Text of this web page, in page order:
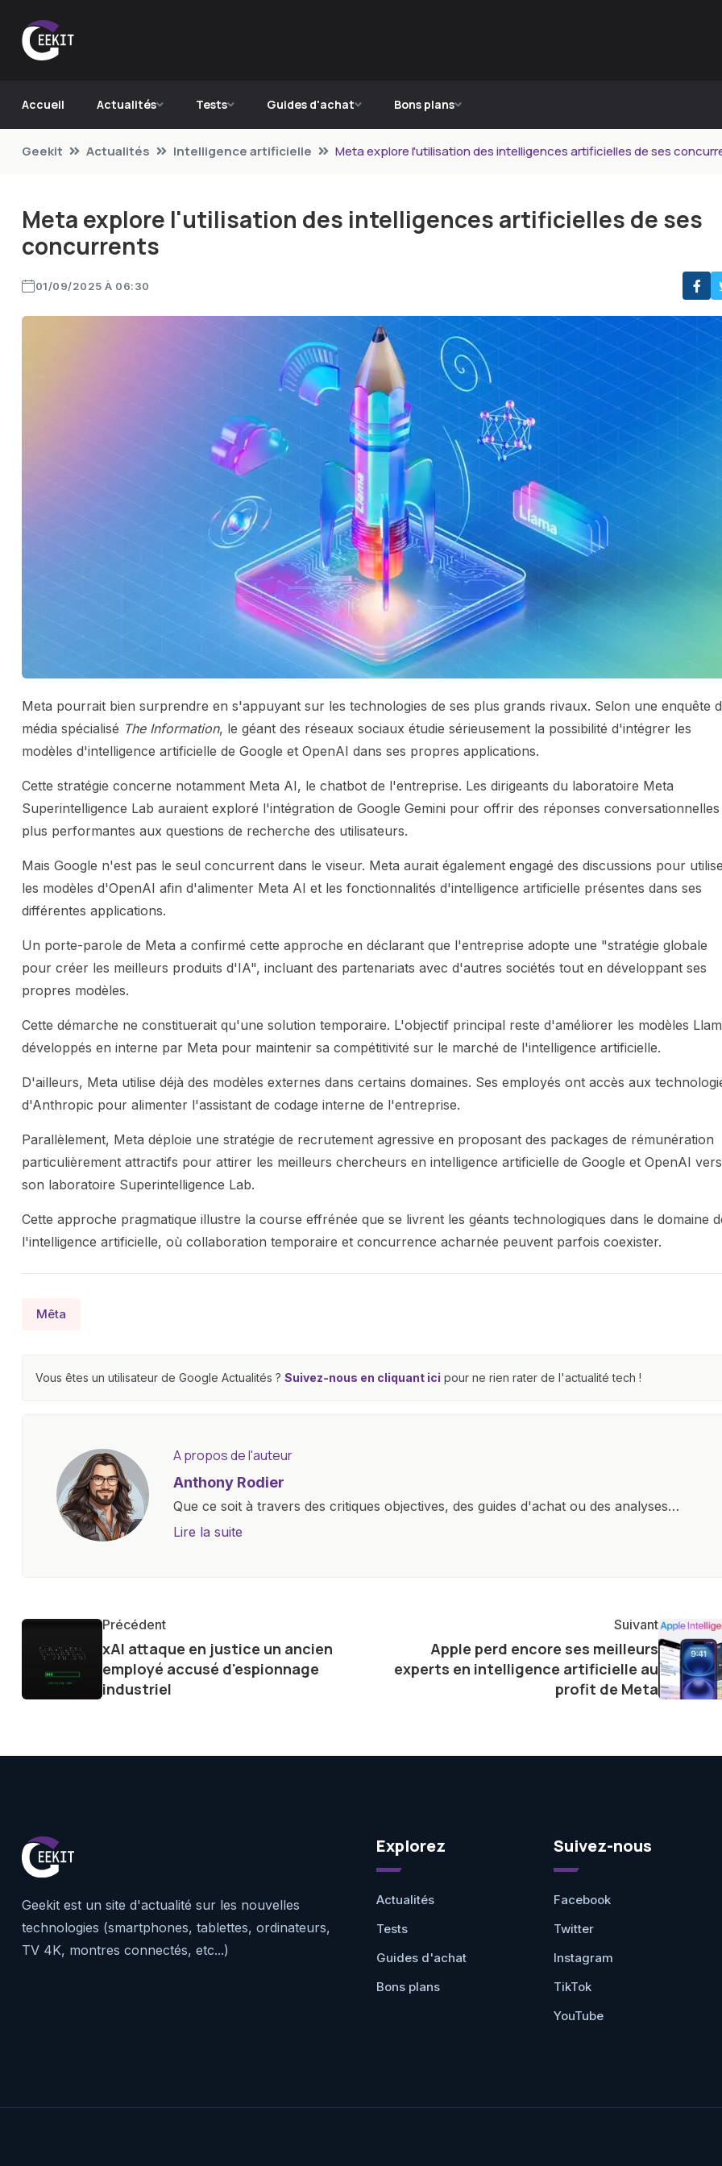
Accueil Actualités Tests Guides d'achat Bons plans
Geekit Actualités Intelligence artificielle Meta explore l'utilisation des intelligences artificielles de ses
Meta explore l'utilisation des intelligences artificielles de ses
concurrents
01/09/2025 À 06:30
Meta pourrait bien surprendre en s'appuyant sur les technologies de ses plus grands rivaux. Selon une enquête
média spécialisé The Information, le géant des réseaux sociaux étudie sérieusement la possibilité d'intégrer les
modèles d'intelligence artificielle de Google et OpenAI dans ses propres applications.
Cette stratégie concerne notamment Meta AI, le chatbot de l'entreprise. Les dirigeants du laboratoire Meta
Superintelligence Lab auraient exploré l'intégration de Google Gemini pour offrir des réponses conversationnelles
plus performantes aux questions de recherche des utilisateurs.
Mais Google n'est pas le seul concurrent dans le viseur. Meta aurait également engagé des discussions pour
les modèles d'OpenAI afin d'alimenter Meta AI et les fonctionnalités d'intelligence artificielle présentes dans ses
différentes applications.
Un porte-parole de Meta a confirmé cette approche en déclarant que l'entreprise adopte une "stratégie globale
pour créer les meilleurs produits d'IA", incluant des partenariats avec d'autres sociétés tout en développant ses
propres modèles.
Cette démarche ne constituerait qu'une solution temporaire. L'objectif principal reste d'améliorer les modèles
développés en interne par Meta pour maintenir sa compétitivité sur le marché de l'intelligence artificielle.
D'ailleurs, Meta utilise déjà des modèles externes dans certains domaines. Ses employés ont accès aux
d'Anthropic pour alimenter l'assistant de codage interne de l'entreprise.
Parallèlement, Meta déploie une stratégie de recrutement agressive en proposant des packages de rémunération
particulièrement attractifs pour attirer les meilleurs chercheurs en intelligence artificielle de Google et OpenAI vers
son laboratoire Superintelligence Lab.
Cette approche pragmatique illustre la course effrénée que se livrent les géants technologiques dans le domaine
l'intelligence artificielle, où collaboration temporaire et concurrence acharnée peuvent parfois coexister.
Mêta
Vous êtes un utilisateur de Google Actualités ? Suivez-nous en cliquant ici pour ne rien rater de l'actualité tech !
A propos de l'auteur
Anthony Rodier
Que ce soit à travers des critiques objectives, des guides d'achat ou des analyses
approfondies, je m'efforce de rendre la technologie accessible à tous, en démystifiant
Lire la suite
Précédent
xAI attaque en justice un ancien
employé accusé d'espionnage
industriel
Suivant
Apple perd encore ses meilleurs
experts en intelligence artificielle au
profit de Meta
Geekit est un site d'actualité sur les nouvelles
technologies (smartphones, tablettes, ordinateurs,
TV 4K, montres connectés, etc...)
Explorez
Actualités
Tests
Guides d'achat
Bons plans
Suivez-nous
Facebook
Twitter
Instagram
TikTok
YouTube